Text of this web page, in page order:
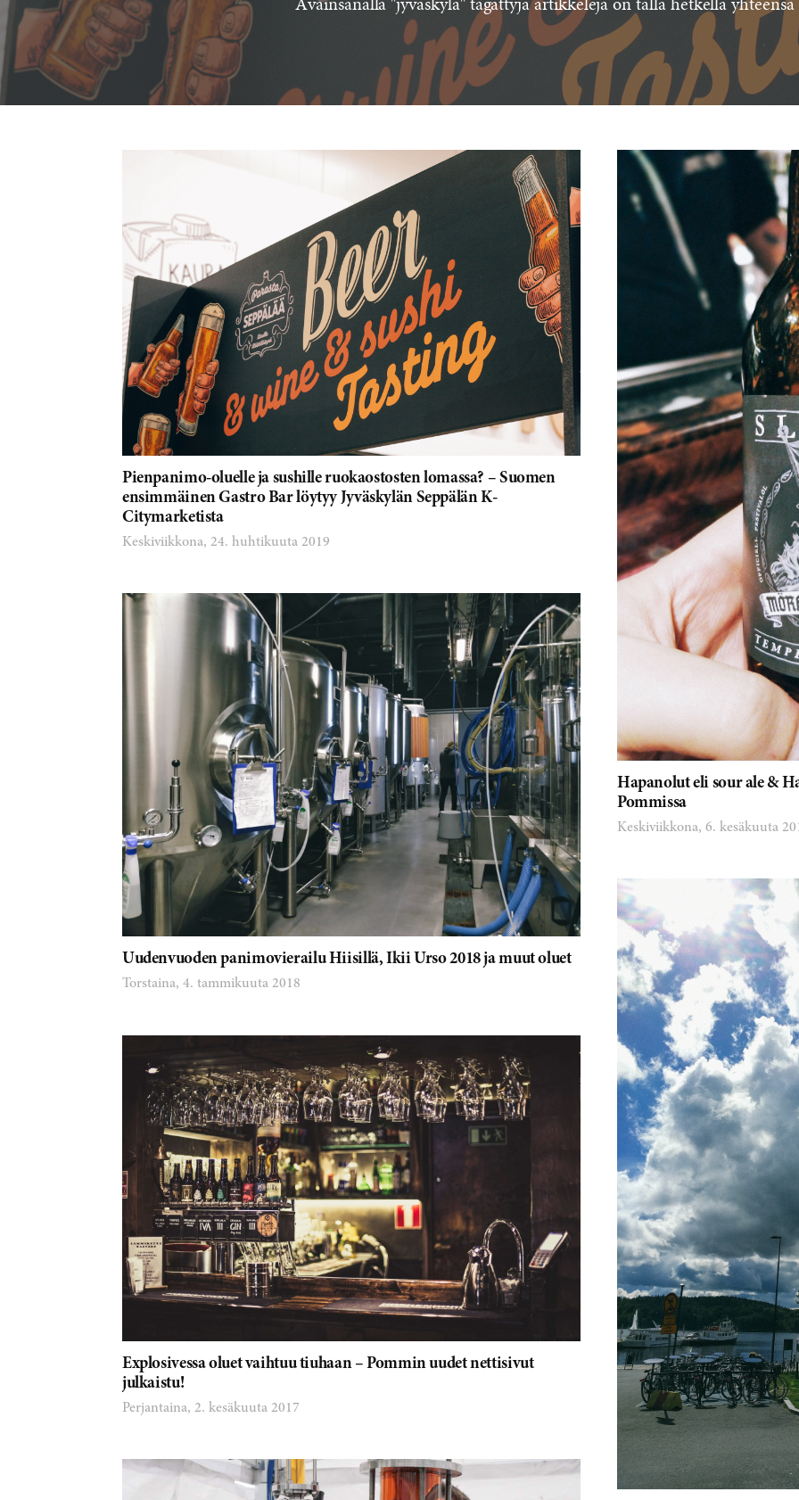
Avainsanalla "jyväskylä" tägättyjä artikkeleja on tällä hetkellä
Pienpanimo-oluelle ja sushille ruokaostosten lomassa? – Suomen
ensimmäinen Gastro Bar löytyy Jyväskylän Seppälän K-
Citymarketista
Keskiviikkona, 24. huhtikuuta 2019
Hapanolut eli sour ale &
Pommissa
Keskiviikkona, 6. kesäkuuta
Uudenvuoden panimovierailu Hiisillä, Ikii Urso 2018 ja muut oluet
Torstaina, 4. tammikuuta 2018
Explosivessa oluet vaihtuu tiuhaan – Pommin uudet nettisivut
julkaistu!
Perjantaina, 2. kesäkuuta 2017